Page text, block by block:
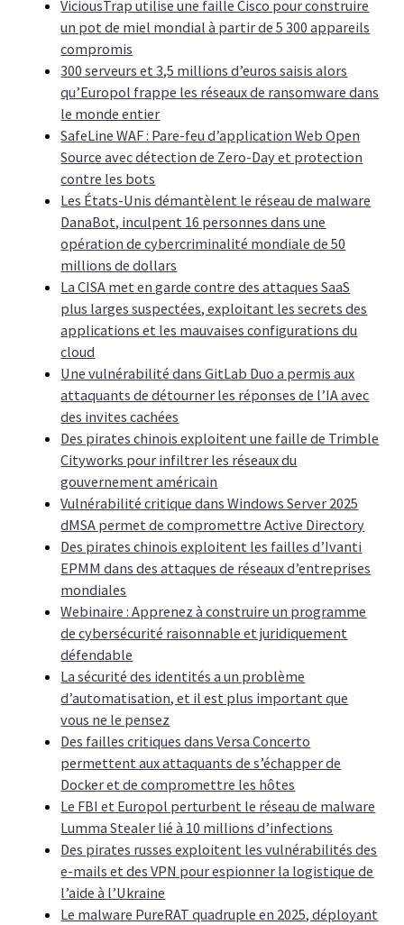
ViciousTrap utilise une faille Cisco pour construire
un pot de miel mondial à partir de 5 300 appareils
compromis
300 serveurs et 3,5 millions d’euros saisis alors
qu’Europol frappe les réseaux de ransomware dans
le monde entier
SafeLine WAF : Pare-feu d’application Web Open
Source avec détection de Zero-Day et protection
contre les bots
Les États-Unis démantèlent le réseau de malware
DanaBot, inculpent 16 personnes dans une
opération de cybercriminalité mondiale de 50
millions de dollars
La CISA met en garde contre des attaques SaaS
plus larges suspectées, exploitant les secrets des
applications et les mauvaises configurations du
cloud
Une vulnérabilité dans GitLab Duo a permis aux
attaquants de détourner les réponses de l’IA avec
des invites cachées
Des pirates chinois exploitent une faille de Trimble
Cityworks pour infiltrer les réseaux du
gouvernement américain
Vulnérabilité critique dans Windows Server 2025
dMSA permet de compromettre Active Directory
Des pirates chinois exploitent les failles d’Ivanti
EPMM dans des attaques de réseaux d’entreprises
mondiales
Webinaire : Apprenez à construire un programme
de cybersécurité raisonnable et juridiquement
défendable
La sécurité des identités a un problème
d’automatisation, et il est plus important que
vous ne le pensez
Des failles critiques dans Versa Concerto
permettent aux attaquants de s’échapper de
Docker et de compromettre les hôtes
Le FBI et Europol perturbent le réseau de malware
Lumma Stealer lié à 10 millions d’infections
Des pirates russes exploitent les vulnérabilités des
e-mails et des VPN pour espionner la logistique de
l’aide à l’Ukraine
Le malware PureRAT quadruple en 2025, déployant